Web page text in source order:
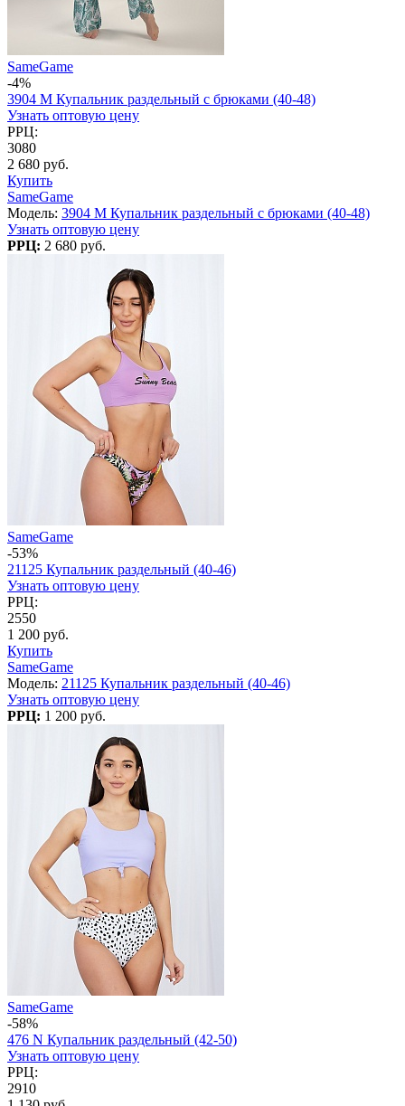
SameGame
-4%
3904 M Купальник раздельный с брюками (40-48)
Узнать оптовую цену
РРЦ:
3080
2 680 руб.
Купить
SameGame
Модель: 3904 M Купальник раздельный с брюками (40-48)
Узнать оптовую цену
РРЦ: 2 680 руб.
SameGame
-53%
21125 Купальник раздельный (40-46)
Узнать оптовую цену
РРЦ:
2550
1 200 руб.
Купить
SameGame
Модель: 21125 Купальник раздельный (40-46)
Узнать оптовую цену
РРЦ: 1 200 руб.
SameGame
-58%
476 N Купальник раздельный (42-50)
Узнать оптовую цену
РРЦ:
2910